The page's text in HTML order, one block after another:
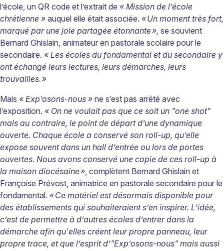
l’école, un QR code et l’extrait de « Mission de l’école
chrétienne » auquel elle était associée. «Un moment très fort,
marqué par une joie partagée étonnante», se souvient
Bernard Ghislain, animateur en pastorale scolaire pour le
secondaire. « Les écoles du fondamental et du secondaire y
ont échangé leurs lectures, leurs démarches, leurs
trouvailles.»
Mais « Exp’osons-nous » ne s’est pas arrêté avec
l’exposition. « On ne voulait pas que ce soit un "one shot"
mais au contraire, le point de départ d’une dynamique
ouverte. Chaque école a conservé son roll-up, qu’elle
expose souvent dans un hall d’entrée ou lors de portes
ouvertes. Nous avons conservé une copie de ces roll-up à
la maison diocésaine» , complètent ­Bernard Ghislain et
Françoise Prévost, animatrice en pastorale secondaire pour le
fondamental. «Ce matériel est désormais disponible pour
des établissements qui souhaiteraient s’en inspirer. L’idée,
c’est de permettre à d’autres écoles d’entrer dans la
démarche afin qu'elles créent leur propre panneau, leur
propre trace, et que l’esprit d’"Exp’osons-nous" mais aussi